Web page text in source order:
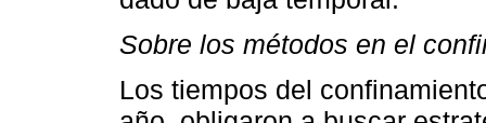
Sobre los métodos en el
Los tiempos del